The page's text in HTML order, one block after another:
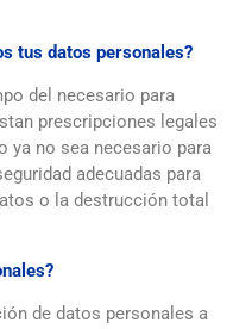
tus datos personales?
del necesario para
prescripciones legales
ya no sea necesario para
adecuadas para
o la destrucción total
de datos personales a